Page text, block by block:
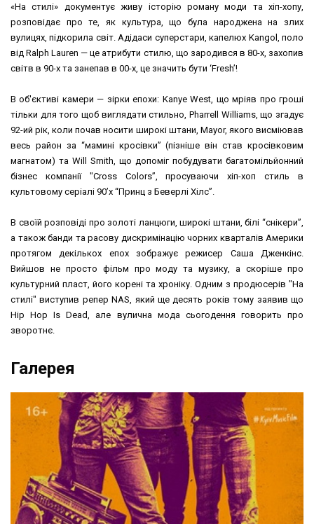
«На стилі» документує живу історію роману моди та хіп-хопу,
розповідає про те, як культура, що була народжена на злих
вулицях, підкорила світ. Адідаси суперстари, капелюх Kangol, поло
від Ralph Lauren — це атрибути стилю, що зародився в 80-х, захопив
світв в 90-х та занепав в 00-х, це значить бути ‘Fresh’!
В об'єктиві камери — зірки епохи: Kanye West, що мріяв про гроші
тільки для того щоб виглядати стильно, Pharrell Williams, що згадує
92-ий рік, коли почав носити широкі штани, Mayor, якого висміював
весь район за “мамині кросівки” (пізніше він став кросівковим
магнатом) та Will Smith, що допоміг побудувати багатомільйонний
бізнес компанії "Cross Colors”, просуваючи хіп-хоп стиль в
культовому серіалі 90’х “Принц з Беверлі Хілс”.
В своїй розповіді про золоті ланцюги, широкі штани, білі “снікери”,
а також банди та расову дискримінацію чорних кварталів Америки
протягом декількох епох зображує режисер Саша Дженкінс.
Вийшов не просто фільм про моду та музику, а скоріше про
культурний пласт, його корені та хроніку. Одним з продюсерів "На
стилі" виступив репер NAS, який ще десять років тому заявив що
Hip Hop Is Dead, але вулична мода сьогодення говорить про
зворотнє.
Галерея